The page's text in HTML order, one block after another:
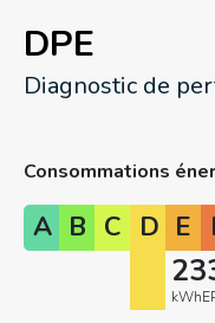
DPE
Diagnostic de
Consommations
A B C D E